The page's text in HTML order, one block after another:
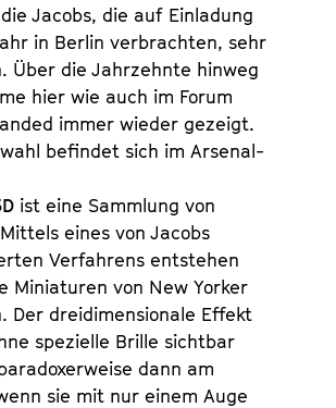
Jacobs, die auf Einladung
in Berlin verbrachten, sehr
Über die Jahrzehnte hinweg
hier wie auch im Forum
immer wieder gezeigt.
befindet sich im Arsenal-
ist eine Sammlung von
eines von Jacobs
Verfahrens entstehen
Miniaturen von New Yorker
Der dreidimensionale Effekt
spezielle Brille sichtbar
dann am
sie mit nur einem Auge